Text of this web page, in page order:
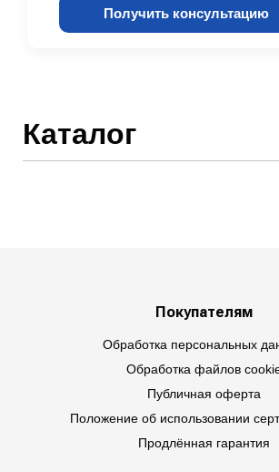
Получить консультацию
Каталог
Покупателям
Обработка персональных
Обработка файлов
Публичная оферта
Положение об использовании
Продлённая гарантия